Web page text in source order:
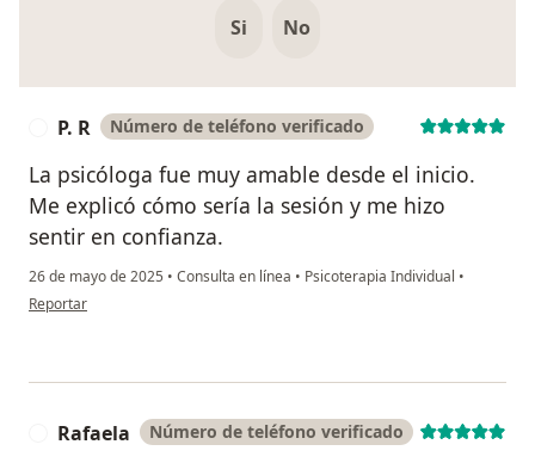
Si No
P. R Número de teléfono verificado
La psicóloga fue muy amable desde el inicio.
Me explicó cómo sería la sesión y me hizo
sentir en confianza.
26 de mayo de 2025 • Consulta en línea • Psicoterapia Individual •
en opinión del usuario P. R
Reportar
Rafaela Número de teléfono verificado